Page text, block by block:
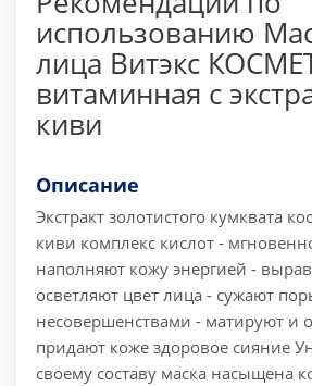
использованию
лица Витэкс
витаминная с
киви
Описание
Экстракт золотистого кумквата
киви комплекс кислот -
наполняют кожу энергией -
осветляют цвет лица - сужают
несовершенствами - матируют и
придают коже здоровое сияние
своему составу маска насыщена